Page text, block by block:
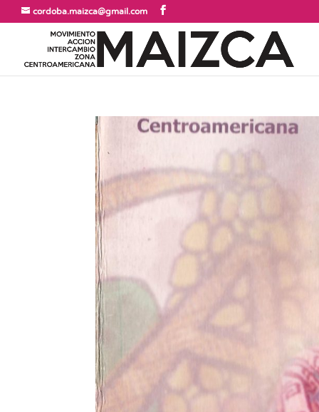
cordoba.maizca@gmail.com